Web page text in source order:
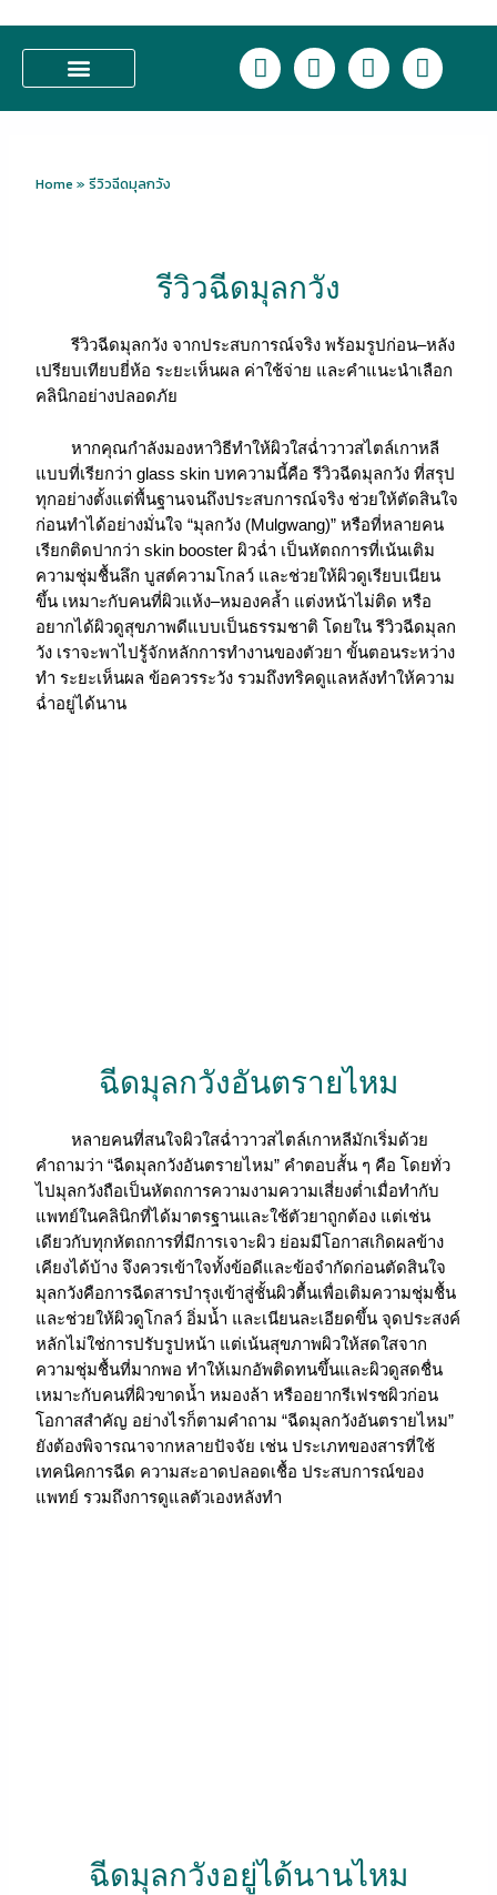
L
i
n
F
a
c
I
n
s
T
i
k
Home »รีวิวฉีดมุลกวัง
รีวิวฉีดมุลกวัง
รีวิวฉีดมุลกวัง จากประสบการณ์จริง พร้อมรูปก่อน–หลัง
เปรียบเทียบยี่ห้อ ระยะเห็นผล ค่าใช้จ่าย และคำแนะนำเลือก
คลินิกอย่างปลอดภัย
หากคุณกำลังมองหาวิธีทำให้ผิวใสฉ่ำวาวสไตล์เกาหลี
แบบที่เรียกว่า glass skin บทความนี้คือ รีวิวฉีดมุลกวัง ที่สรุป
ทุกอย่างตั้งแต่พื้นฐานจนถึงประสบการณ์จริง ช่วยให้ตัดสินใจ
ก่อนทำได้อย่างมั่นใจ “มุลกวัง (Mulgwang)” หรือที่หลายคน
เรียกติดปากว่า skin booster ผิวฉ่ำ เป็นหัตถการที่เน้นเติม
ความชุ่มชื้นลึก บูสต์ความโกลว์ และช่วยให้ผิวดูเรียบเนียน
ขึ้น เหมาะกับคนที่ผิวแห้ง–หมองคล้ำ แต่งหน้าไม่ติด หรือ
อยากได้ผิวดูสุขภาพดีแบบเป็นธรรมชาติ โดยใน รีวิวฉีดมุลก
วัง เราจะพาไปรู้จักหลักการทำงานของตัวยา ขั้นตอนระหว่าง
ทำ ระยะเห็นผล ข้อควรระวัง รวมถึงทริคดูแลหลังทำให้ความ
ฉ่ำอยู่ได้นาน
ฉีดมุลกวังอันตรายไหม
หลายคนที่สนใจผิวใสฉ่ำวาวสไตล์เกาหลีมักเริ่มด้วย
คำถามว่า “ฉีดมุลกวังอันตรายไหม” คำตอบสั้น ๆ คือ โดยทั่ว
ไปมุลกวังถือเป็นหัตถการความงามความเสี่ยงต่ำเมื่อทำกับ
แพทย์ในคลินิกที่ได้มาตรฐานและใช้ตัวยาถูกต้อง แต่เช่น
เดียวกับทุกหัตถการที่มีการเจาะผิว ย่อมมีโอกาสเกิดผลข้าง
เคียงได้บ้าง จึงควรเข้าใจทั้งข้อดีและข้อจำกัดก่อนตัดสินใจ
มุลกวังคือการฉีดสารบำรุงเข้าสู่ชั้นผิวตื้นเพื่อเติมความชุ่มชื้น
และช่วยให้ผิวดูโกลว์ อิ่มน้ำ และเนียนละเอียดขึ้น จุดประสงค์
หลักไม่ใช่การปรับรูปหน้า แต่เน้นสุขภาพผิวให้สดใสจาก
ความชุ่มชื้นที่มากพอ ทำให้เมกอัพติดทนขึ้นและผิวดูสดชื่น
เหมาะกับคนที่ผิวขาดน้ำ หมองล้า หรืออยากรีเฟรชผิวก่อน
โอกาสสำคัญ อย่างไรก็ตามคำถาม “ฉีดมุลกวังอันตรายไหม”
ยังต้องพิจารณาจากหลายปัจจัย เช่น ประเภทของสารที่ใช้
เทคนิคการฉีด ความสะอาดปลอดเชื้อ ประสบการณ์ของ
แพทย์ รวมถึงการดูแลตัวเองหลังทำ
ฉีดมุลกวังอยู่ได้นานไหม